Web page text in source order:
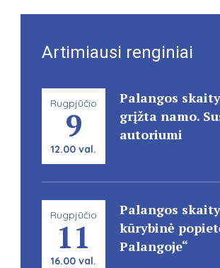
Artimiausi renginiai
Rugpjūčio
9
12.00 val.
Palangos
grįžta namo.
autoriumi
Rugpjūčio
11
16.00 val.
Palangos
kūrybinė
Palangoje“